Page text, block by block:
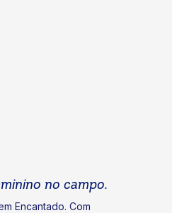
no campo.
em Encantado. Com